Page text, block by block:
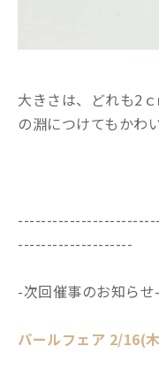
大きさは、どれも2
の淵につけてもかわ
--------------------
-次回催事のお知らせ-
パールフェア 2/16(